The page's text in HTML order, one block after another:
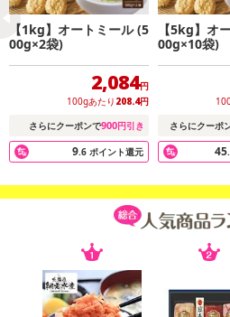
【1kg】オートミール (5
00g×2袋)
2,084円
100gあたり 208.4円
さらにクーポンで900円引き
9.6 ポイント還元
【5kg】オ
00g×10袋)
さらにクーポ
45